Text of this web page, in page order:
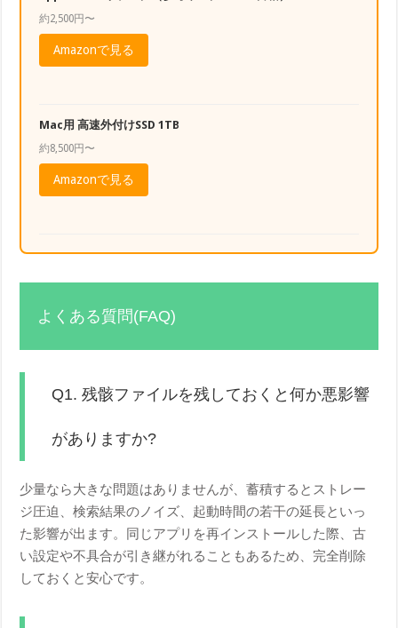
約2,500円〜
Amazonで見る
Mac用 高速外付けSSD 1TB
約8,500円〜
Amazonで見る
よくある質問(FAQ)
Q1. 残骸ファイルを残しておくと何か悪影響
がありますか?
少量なら大きな問題はありませんが、蓄積するとストレー
ジ圧迫、検索結果のノイズ、起動時間の若干の延長といっ
た影響が出ます。同じアプリを再インストールした際、古
い設定や不具合が引き継がれることもあるため、完全削除
しておくと安心です。